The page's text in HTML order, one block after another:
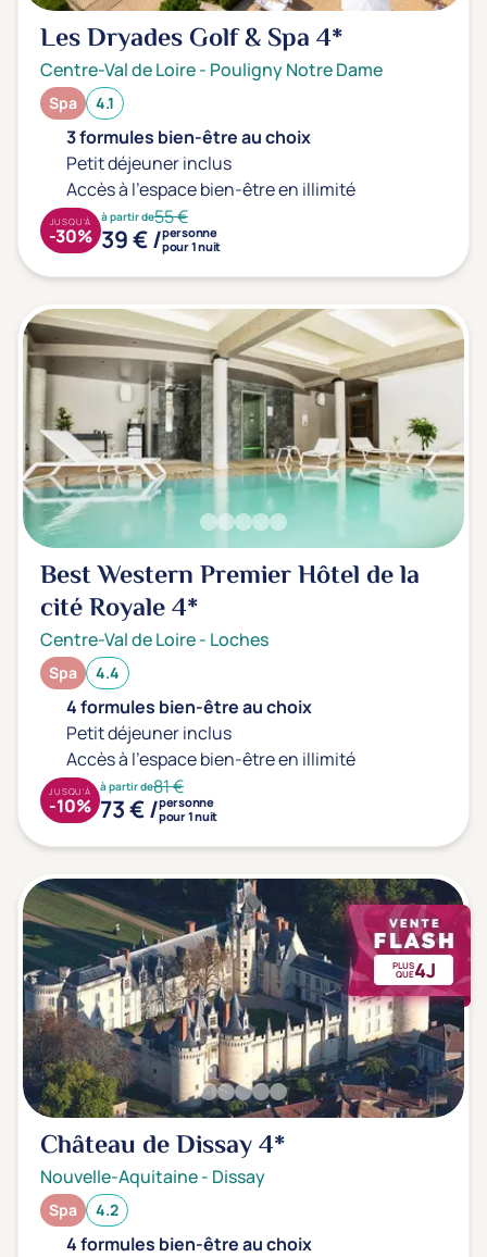
Les Dryades Golf & Spa4*
Centre-Val de Loire- Pouligny Notre Dame
Spa 4.1
3 formules bien-être au choix
Petit déjeuner inclus
Accès à l'espace bien-être en illimité
à partir de55 €
39 € /personne
pour 1 nuit
JUSQU'À
-30%
Best Western Premier Hôtel de la
cité Royale4*
Centre-Val de Loire- Loches
Spa 4.4
4 formules bien-être au choix
Petit déjeuner inclus
Accès à l'espace bien-être en illimité
à partir de81 €
73 € /personne
pour 1 nuit
JUSQU'À
-10%
PLUS
QUE4J
Château de Dissay4*
Nouvelle-Aquitaine- Dissay
Spa 4.2
4 formules bien-être au choix